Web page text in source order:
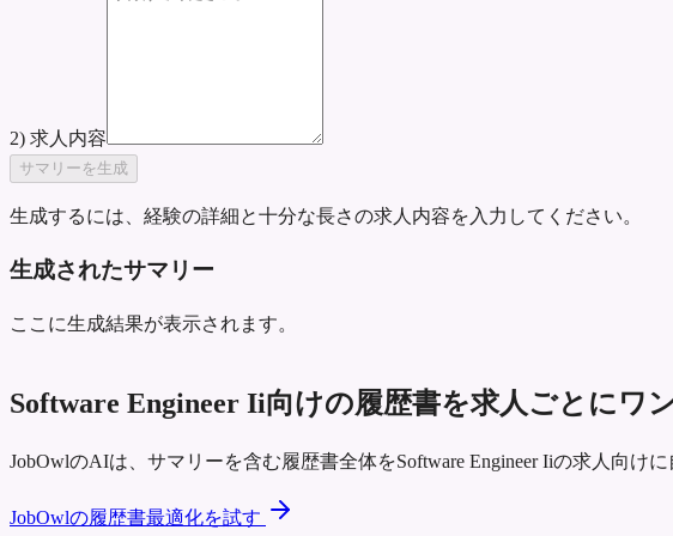
2) 求人内容
サマリーを生成
生成するには、経験の詳細と十分な長さの求人内容を入力してください。
生成されたサマリー
ここに生成結果が表示されます。
Software Engineer Ii向けの履歴書を求人ごとにワ
JobOwlのAIは、サマリーを含む履歴書全体をSoftware Engineer Iiの求人向け
JobOwlの履歴書最適化を試す